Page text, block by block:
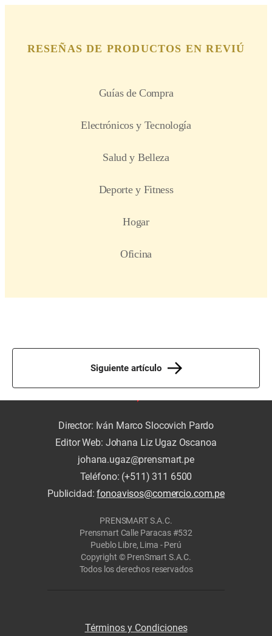
Siguiente artículo
Director: Iván Marco Slocovich Pardo
Editor Web: Johana Liz Ugaz Oscanoa
johana.ugaz@prensmart.pe
Teléfono: (+511) 311 6500
Publicidad:fonoavisos@comercio.com.pe
PRENSMART S.A.C.
Prensmart Calle Paracas #532
Pueblo Libre, Lima - Perú
Copyright © PrenSmart S.A.C.
Todos los derechos reservados
Términos y Condiciones